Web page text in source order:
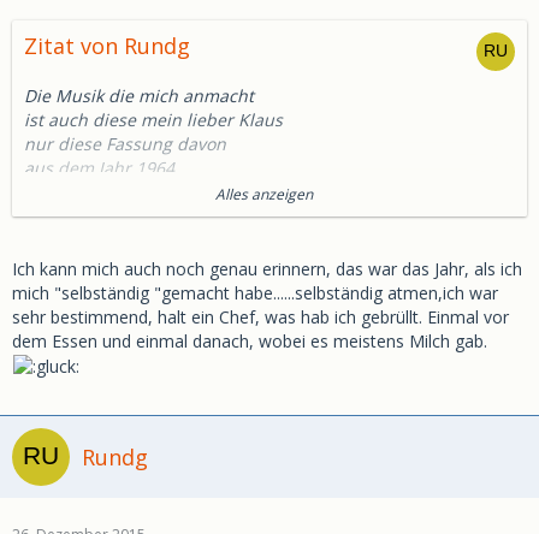
Zitat von Rundg
Die Musik die mich anmacht
ist auch diese mein lieber Klaus
nur diese Fassung davon
aus dem Jahr 1964
da kommen Erinnerungen hoch
das Jahr wo ich von Zigarre
.
https://youtu.be/v91AMTc0-l4
Alles anzeigen
Ich kann mich auch noch genau erinnern, das war das Jahr, als ich
mich "selbständig "gemacht habe......selbständig atmen,ich war
sehr bestimmend, halt ein Chef, was hab ich gebrüllt. Einmal vor
dem Essen und einmal danach, wobei es meistens Milch gab.
Rundg